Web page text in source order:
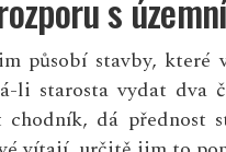
s
působí stavby, které
li starosta vydat
chodník, dá přednost